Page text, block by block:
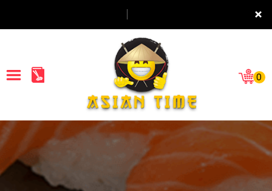
×
ACCUEIL
LA CARTE
0